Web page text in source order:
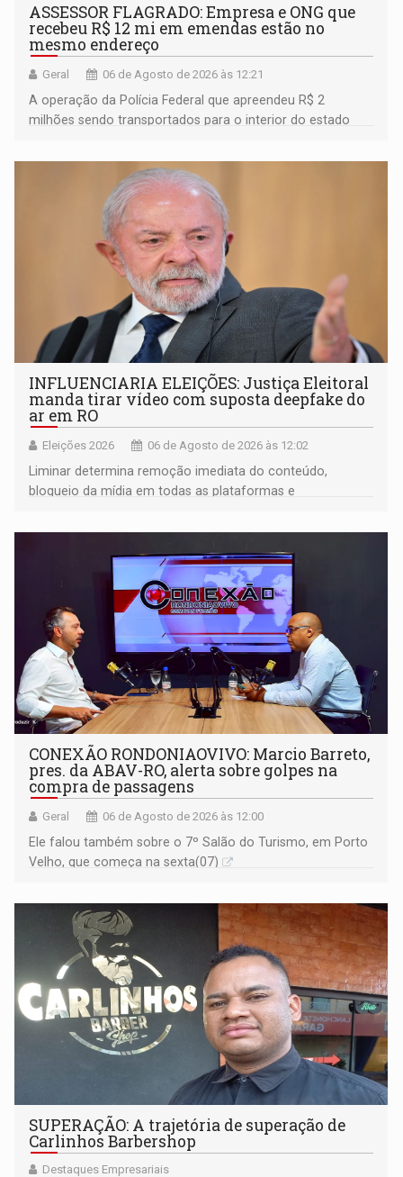
ASSESSOR FLAGRADO: Empresa e ONG que
recebeu R$ 12 mi em emendas estão no
mesmo endereço
Geral 06 de Agosto de 2026 às 12:21
A operação da Polícia Federal que apreendeu R$ 2
milhões sendo transportados para o interior do estado
ligação do suspeito com um deputado federal do União
Brasil por Rondônia
INFLUENCIARIA ELEIÇÕES: Justiça Eleitoral
manda tirar vídeo com suposta deepfake do
ar em RO
Eleições 2026 06 de Agosto de 2026 às 12:02
Liminar determina remoção imediata do conteúdo,
bloqueio da mídia em todas as plataformas e
CONEXÃO RONDONIAOVIVO: Marcio Barreto,
pres. da ABAV-RO, alerta sobre golpes na
compra de passagens
Geral 06 de Agosto de 2026 às 12:00
Ele falou também sobre o 7º Salão do Turismo, em Porto
Velho, que começa na sexta(07)
SUPERAÇÃO: A trajetória de superação de
Carlinhos Barbershop
Destaques Empresariais